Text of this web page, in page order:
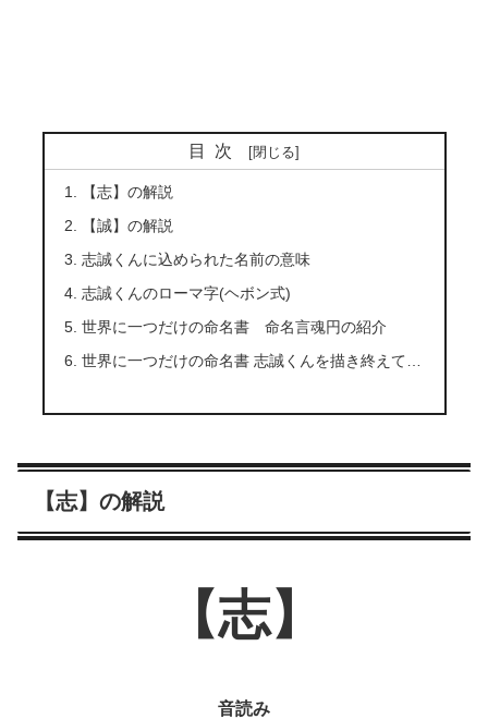
目次
【志】の解説
【誠】の解説
志誠くんに込められた名前の意味
志誠くんのローマ字(ヘボン式)
世界に一つだけの命名書 命名言魂円の紹介
世界に一つだけの命名書 志誠くんを描き終えて…
【志】の解説
【志】
音読み